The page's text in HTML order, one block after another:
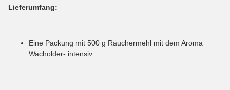
Lieferumfang:
Eine Packung mit 500 g Räuchermehl mit dem Aroma
Wacholder- intensiv.